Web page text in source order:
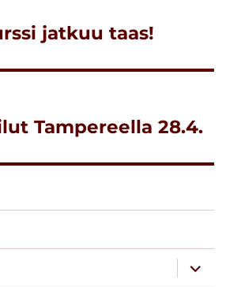
jatkuu taas!
Tampereella 28.4.
näytä